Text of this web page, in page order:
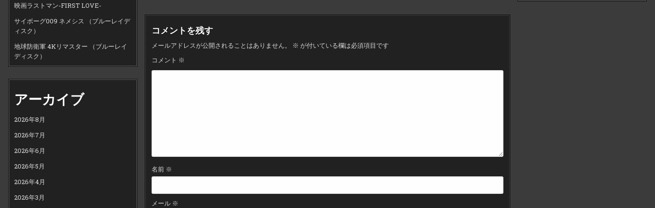
映画ラストマン-FIRST LOVE-
サイボーグ009 ネメシス （ブルーレイデ
ィスク）
地球防衛軍 4Kリマスター （ブルーレイ
ディスク）
アーカイブ
2026年8月
2026年7月
2026年6月
2026年5月
2026年4月
2026年3月
ナ
ビ
ゲ
ー
シ
コメントを残す
メールアドレスが公開されることはありません。 ※ が付いている欄は必須項目です
コメント ※
名前 ※
メール ※